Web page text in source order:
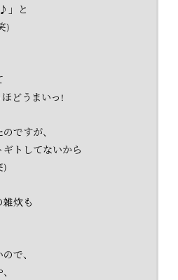
」と
)
どうまいっ!
ですが、
トしてないから
)
炊も
で、